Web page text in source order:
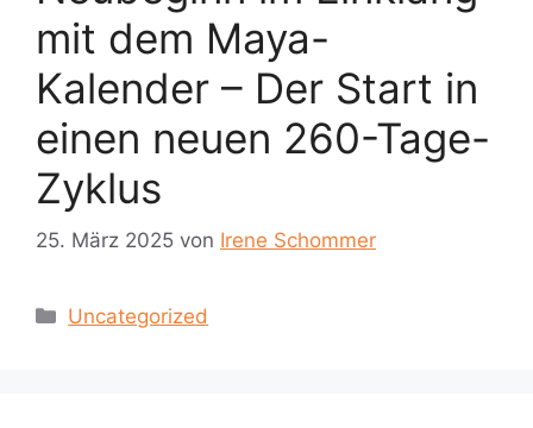
mit dem Maya-
Kalender – Der Start in
einen neuen 260-Tage-
Zyklus
25. März 2025 von Irene Schommer
Kategorien
Uncategorized